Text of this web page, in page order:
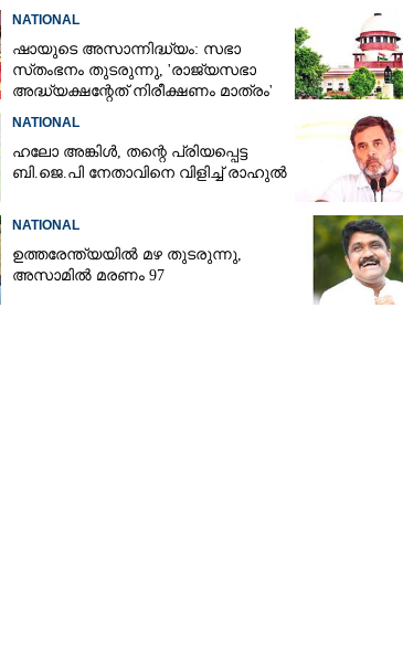
NATIONAL
ഷായുടെ അസാന്നിദ്ധ്യം: സഭാ
സ്‌തംഭനം തുടരുന്നു, 'രാജ്യസഭാ
അദ്ധ്യക്ഷന്റേത് നിരീക്ഷണം മാത്രം'
NATIONAL
ഹലോ അങ്കിൾ,​ തന്റെ പ്രിയപ്പെട്ട
ബി.ജെ.പി നേതാവിനെ വിളിച്ച് രാഹുൽ
NATIONAL
ഉത്തരേന്ത്യയിൽ മഴ തുടരുന്നു,​
അസാമിൽ മരണം 97
'വിശ്വസിക്കാന്‍ കൊള്ളാത്തവരെന്ന്
തെളിയിച്ചു', കോണ്‍ഗ്രസ്
സ്റ്റാലിന്‍